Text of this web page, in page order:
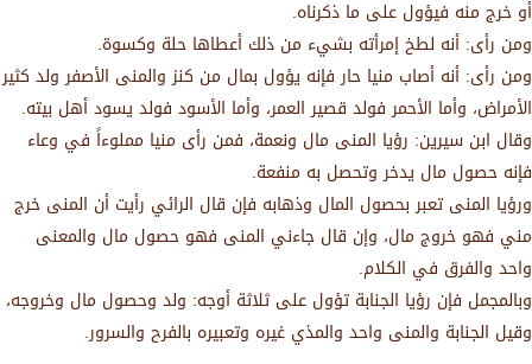
أو خرج منه فيؤول على ما ذكرناه.
ومن رأى: أنه لطخ إمرأته بشيء من ذلك أعطاها حلة وكسوة.
ومن رأى: أنه أصاب منيا حار فإنه يؤول بمال من كنز والمنى الأصفر ولد كثير
الأمراض، وأما الأحمر فولد قصير العمر، وأما الأسود فولد يسود أهل بيته.
وقال ابن سيرين: رؤيا المنى مال ونعمة، فمن رأى منيا مملوءاً في وعاء
فإنه حصول مال يدخر وتحصل به منفعة.
ورؤيا المنى تعبر بحصول المال وذهابه فإن قال الرائي رأيت أن المنى خرج
مني فهو خروج مال، وإن قال جاءني المنى فهو حصول مال والمعنى
واحد والفرق في الكلام.
وبالمجمل فإن رؤيا الجنابة تؤول على ثلاثة أوجه: ولد وحصول مال وخروجه،
وقيل الجنابة والمنى واحد والمذي غيره وتعبيره بالفرح والسرور.